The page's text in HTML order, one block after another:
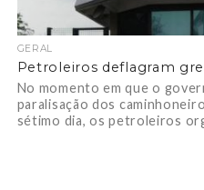
GERAL
Petroleiros deflagram
No momento em que o
paralisação dos
sétimo dia, os petroleiros